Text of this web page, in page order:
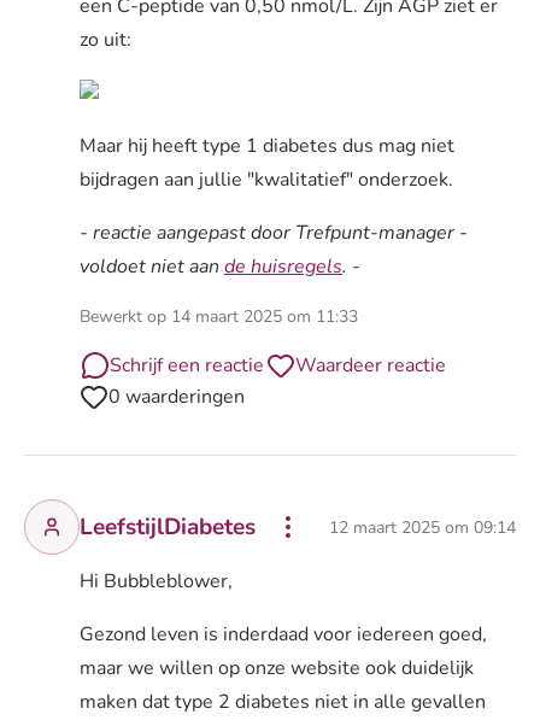
een C-peptide van 0,50 nmol/L. Zijn AGP ziet er
zo uit:
Maar hij heeft type 1 diabetes dus mag niet
bijdragen aan jullie "kwalitatief" onderzoek.
- reactie aangepast door Trefpunt-manager -
voldoet niet aan de huisregels. -
Bewerkt op 14 maart 2025 om 11:33
Schrijf een reactie
Waardeer reactie
0 waarderingen
LeefstijlDiabetes 12 maart 2025 om 09:14
Hi Bubbleblower,
Gezond leven is inderdaad voor iedereen goed,
maar we willen op onze website ook duidelijk
maken dat type 2 diabetes niet in alle gevallen